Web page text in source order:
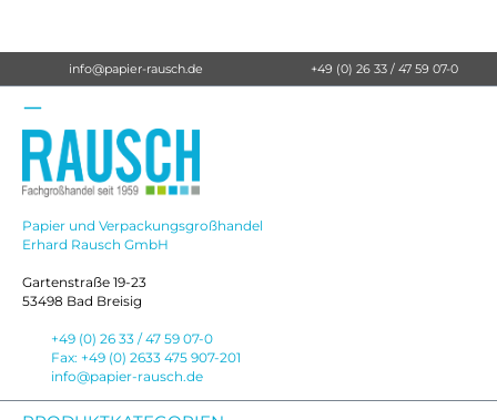
info@papier-rausch.de +49 (0) 26 33 / 47 59 07-0
Papier und Verpackungsgroßhandel
Erhard Rausch GmbH
Gartenstraße 19-23
53498 Bad Breisig
+49 (0) 26 33 / 47 59 07-0
Fax: +49 (0) 2633 475 907-201
info@papier-rausch.de